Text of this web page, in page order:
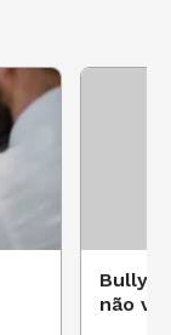
e de
não ver